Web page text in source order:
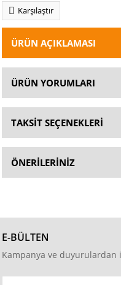
Karşılaştır
ÜRÜN AÇIKLAMASI
ÜRÜN YORUMLARI
TAKSİT SEÇENEKLERİ
ÖNERİLERİNİZ
E-BÜLTEN
Kampanya ve